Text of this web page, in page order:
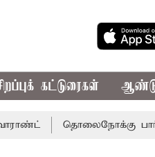
கட்டுரைகள்
தொலைநோக்கு